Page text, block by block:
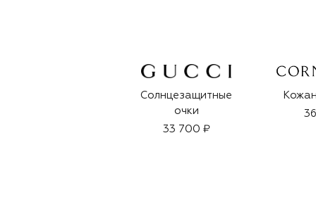
Солнцезащитные
очки
33 700 ₽